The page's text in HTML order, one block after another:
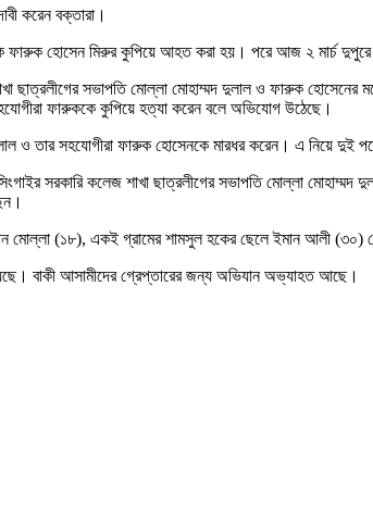
করেন বক্তারা।
ফারুক হোসেন মিরুর কুপিয়ে আহত করা হয়। পরে আজ ২ মার্চ দুপুরে
ছাত্রলীগের সভাপতি মোল্লা মোহাম্মদ দুলাল ও ফারুক
ফারুককে কুপিয়ে হত্যা করেন বলে অভিযোগ উঠেছে।
ও তার সহযোগীরা ফারুক হোসেনকে মারধর করেন। এ নিয়ে দুই
সরকারি কলেজ শাখা ছাত্রলীগের সভাপতি মোল্লা
মোল্লা (১৮), একই গ্রামের শামসুল হকের ছেলে ইমান আলী (৩০)
বাকী আসামীদের গ্রেপ্তারের জন্য অভিযান অভ্যাহত আছে।